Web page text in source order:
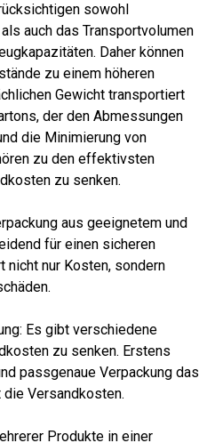
sowohl
auch das Transportvolumen
Daher können
zu einem höheren
Gewicht transportiert
der den Abmessungen
die Minimierung von
zu den effektivsten
zu senken.
aus geeignetem und
für einen sicheren
nicht nur Kosten, sondern
Es gibt verschiedene
zu senken. Erstens
passgenaue Verpackung das
Versandkosten.
Produkte in einer